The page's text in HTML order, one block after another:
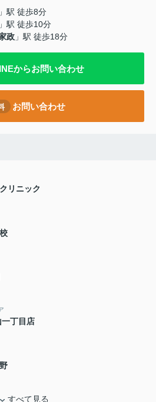
」駅 徒歩8分
」駅 徒歩10分
政 」駅 徒歩18分
からお問い合わせ
お問い合わせ
リニック
一丁目店
すべて見る